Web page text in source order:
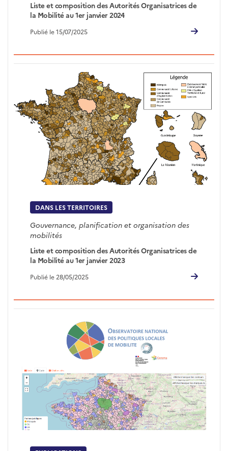
Liste et composition des Autorités Organisatrices de
la Mobilité au 1er janvier 2024
Publié le 15/07/2025
DANS LES TERRITOIRES
Gouvernance, planification et organisation des
mobilités
Liste et composition des Autorités Organisatrices de
la Mobilité au 1er janvier 2023
Publié le 28/05/2025